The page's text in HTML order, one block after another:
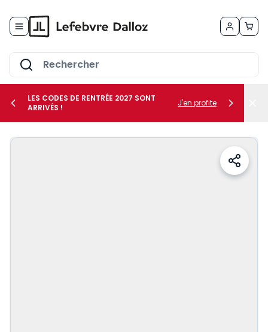
le sous-menu Vos métiers
LES CODES DE RENTRÉE 2027 SONT
ARRIVÉS !
J'en profite